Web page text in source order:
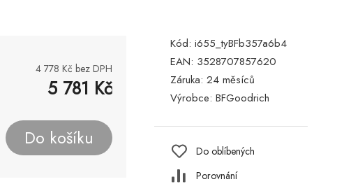
4 778 Kč bez DPH
5 781 Kč
Do košíku
Kód: i655_tyBFb357a6b4
EAN: 3528707857620
Záruka: 24 měsíců
Výrobce: BFGoodrich
Do oblíbených
Porovnání